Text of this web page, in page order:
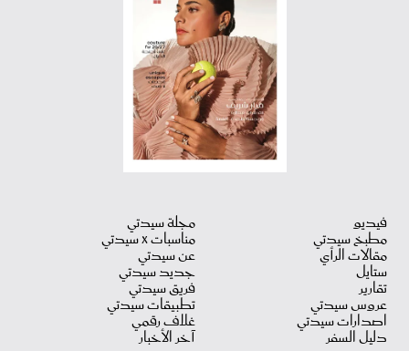
فيديو
مطبخ سيدتي
مقالات الرأي
ستايل
تقارير
عروس سيدتي
اصدارات سيدتي
دليل السفر
مجلة سيدتي
مناسبات X سيدتي
عن سيدتي
جديد سيدتي
فريق سيدتي
تطبيقات سيدتي
غلاف رقمي
آخر الأخبار